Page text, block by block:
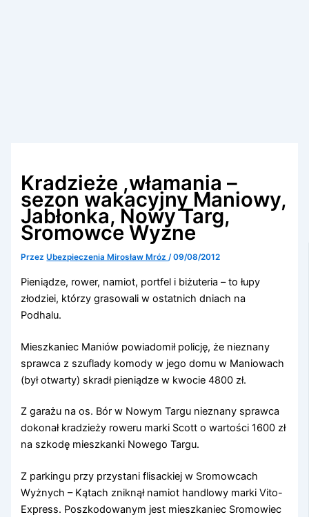
Kradzieże ,włamania –
sezon wakacyjny Maniowy,
Jabłonka, Nowy Targ,
Sromowce Wyżne
PrzezUbezpieczenia Mirosław Mróz/09/08/2012
Pieniądze, rower, namiot, portfel i biżuteria – to łupy
złodziei, którzy grasowali w ostatnich dniach na
Podhalu.
Mieszkaniec Maniów powiadomił policję, że nieznany
sprawca z szuflady komody w jego domu w Maniowach
(był otwarty) skradł pieniądze w kwocie 4800 zł.
Z garażu na os. Bór w Nowym Targu nieznany sprawca
dokonał kradzieży roweru marki Scott o wartości 1600 zł
na szkodę mieszkanki Nowego Targu.
Z parkingu przy przystani flisackiej w Sromowcach
Wyżnych – Kątach zniknął namiot handlowy marki Vito-
Express. Poszkodowanym jest mieszkaniec Sromowiec